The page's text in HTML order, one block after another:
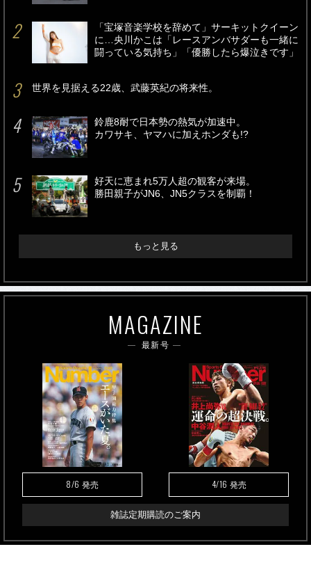
「宝塚音楽学校を辞めて」サーキットクイーン
に…央川かこは「レースアンバサダーも一緒に
闘っている気持ち」「優勝したら爆泣きです」
世界を見据える22歳、武藤英紀の将来性。
鈴鹿8耐で日本勢の熱気が加速中。
カワサキ、ヤマハに加えホンダも!?
好天に恵まれ5万人超の観客が来場。
勝田親子がJN6、JN5クラスを制覇！
もっと見る
MAGAZINE
最新号
8/6 発売 4/16 発売
雑誌定期購読のご案内